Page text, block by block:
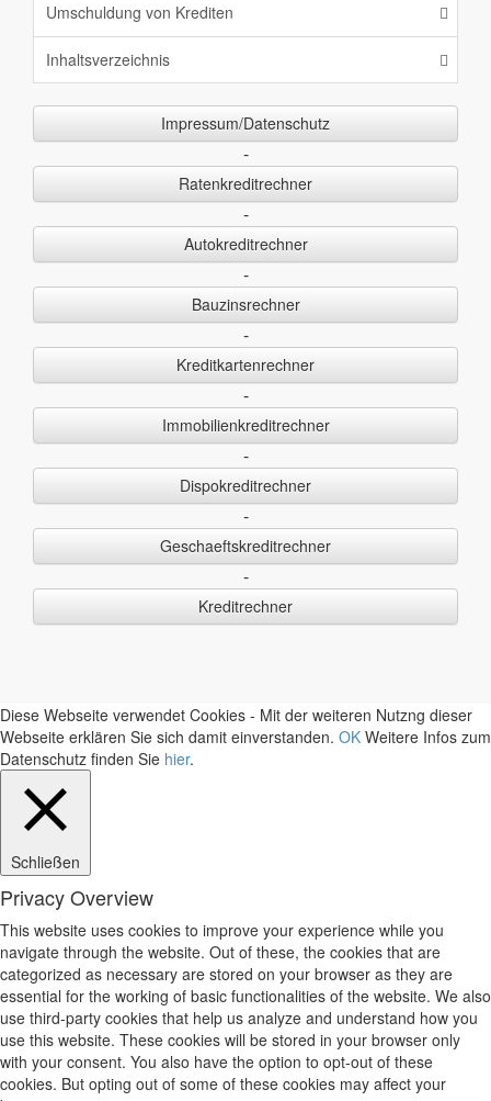
Umschuldung von Krediten
Inhaltsverzeichnis
Impressum/Datenschutz
-
Ratenkreditrechner
-
Autokreditrechner
-
Bauzinsrechner
-
Kreditkartenrechner
-
Immobilienkreditrechner
-
Dispokreditrechner
-
Geschaeftskreditrechner
-
Kreditrechner
Diese Webseite verwendet Cookies - Mit der weiteren Nutzng dieser
Webseite erklären Sie sich damit einverstanden. OK Weitere Infos zum
Datenschutz finden Sie hier.
Schließen
Privacy Overview
This website uses cookies to improve your experience while you
navigate through the website. Out of these, the cookies that are
categorized as necessary are stored on your browser as they are
essential for the working of basic functionalities of the website. We also
use third-party cookies that help us analyze and understand how you
use this website. These cookies will be stored in your browser only
with your consent. You also have the option to opt-out of these
cookies. But opting out of some of these cookies may affect your